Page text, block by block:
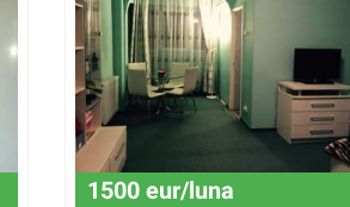
1500 eur/luna